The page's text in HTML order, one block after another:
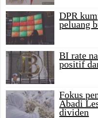
DPR
peluang
BI rate
positif
Fokus
Abadi
dividen